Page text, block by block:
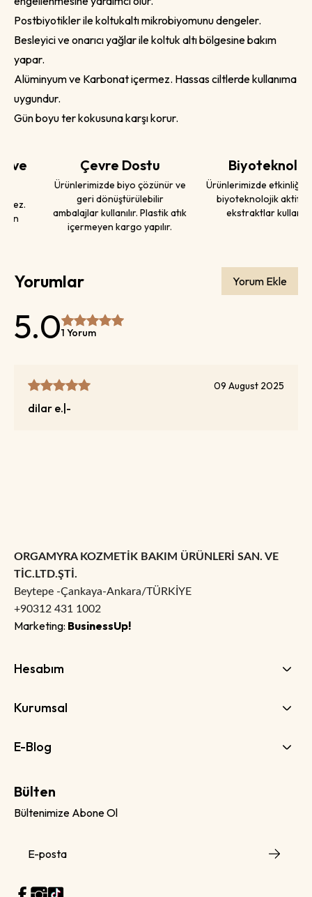
Postbiyotikler ile koltukaltı mikrobiyomunu dengeler.
Besleyici ve onarıcı yağlar ile koltuk altı bölgesine bakım
yapar.
Alüminyum ve Karbonat içermez. Hassas ciltlerde kullanıma
uygundur.
Gün boyu ter kokusuna karşı korur.
Çevre Dostu
Ürünlerimizde biyo çözünür ve
geri dönüştürülebilir
ambalajlar kullanılır. Plastik atık
içermeyen kargo yapılır.
Biyoteknoloji
Ürünlerimizde etkinliği yüksek
biyoteknolojik aktifler ve
ekstraktlar kullanılır.
Yorumlar Yorum Ekle
5.01 Yorum
09 August 2025
dilar e. -
ORGAMYRA KOZMETİK BAKIM ÜRÜNLERİ SAN. VE
TİC.LTD.ŞTİ.
Beytepe -Çankaya-Ankara/TÜRKİYE
+90312 431 1002
Marketing: BusinessUp!
Hesabım
Kurumsal
E-Blog
Bülten
Bültenimize Abone Ol